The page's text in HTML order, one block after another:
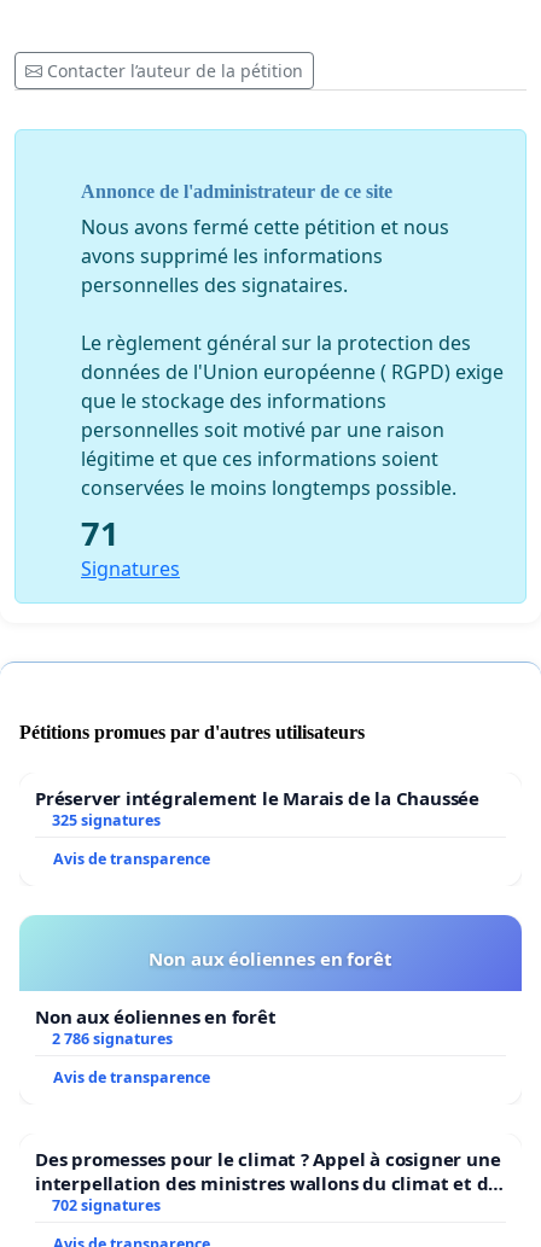
des finances, du budget, de l'énergie, du climat et des
aéroports demandent que :
-que les heures de décollage et d’atterrissage à
h 30 et 23 h 00, mais que les compagnies aériennes
dépassant cette tranche horaire fassent l’objet de
sanctions financières de la part de l’autorité. En
effet, depuis des années, les dépassants de l’heure
que les dérogations devaient être exceptionnelles ;
- qu’une étude sonore sérieuse soit réalisée par
l’implantation de sonomètres au cœur même de
notre entité et cela à divers endroits (Sombreffe,
Tongrinne, Ligny et Boignée) durant une période
pertinente et suffisamment longue (juin, juillet,
août et septembre) ;
- Revoir les valeurs-limites d’émission de bruit à la
baisse en tenant compte des différentes évolutions
répercussions des survols tant sur le plan
et des animeaux.
Nous vous remercions à l’avance pour l’attention que
l’attente d’une réponse de votre part.
Contacter l’auteur de la pétition
Annonce de l'administrateur de ce site
Nous avons fermé cette pétition et nous
avons supprimé les informations
personnelles des signataires.
Le règlement général sur la protection des
données de l'Union européenne ( RGPD) exige
que le stockage des informations
personnelles soit motivé par une raison
légitime et que ces informations soient
conservées le moins longtemps possible.
71
Signatures
Pétitions promues par d'autres utilisateurs
Préserver intégralement le Marais de la Chaussée
325 signatures
Avis de transparence
Non aux éoliennes en forêt
Non aux éoliennes en forêt
2 786 signatures
Avis de transparence
Des promesses pour le climat ? Appel à cosigner une
interpellation des ministres wallons du climat et de
l’environnement.
702 signatures